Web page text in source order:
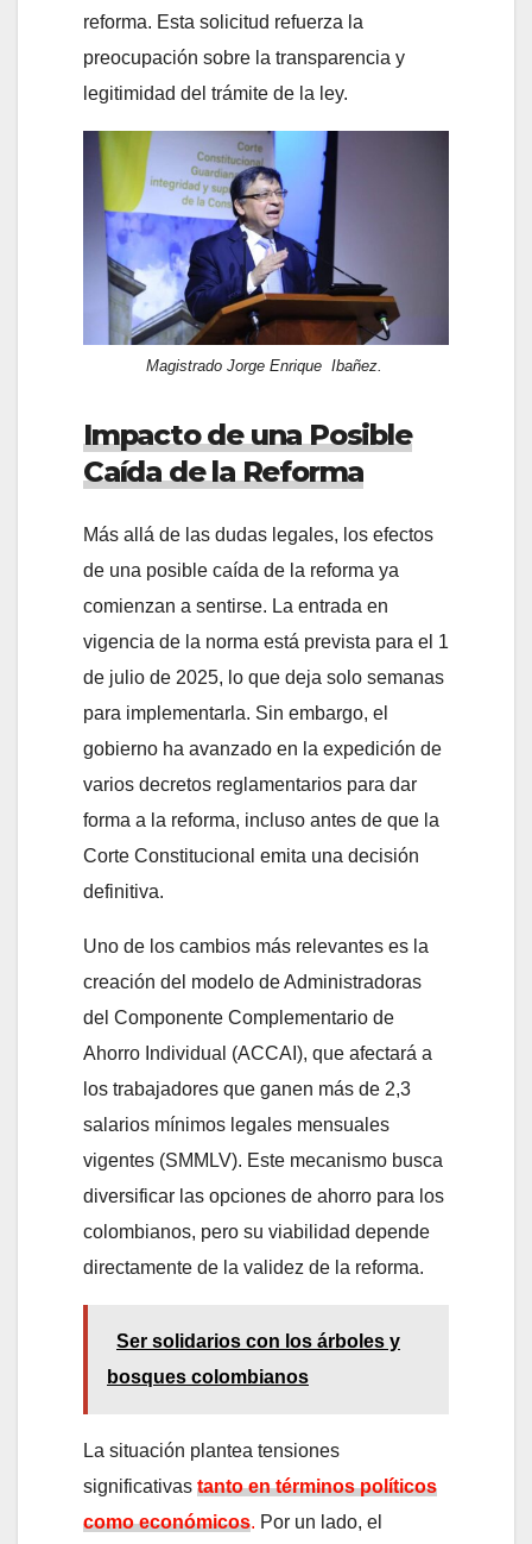
reforma. Esta solicitud refuerza la
preocupación sobre la transparencia y
legitimidad del trámite de la ley.
Magistrado Jorge Enrique Ibañez.
Impacto de una Posible
Caída de la Reforma
Más allá de las dudas legales, los efectos
de una posible caída de la reforma ya
comienzan a sentirse. La entrada en
vigencia de la norma está prevista para el 1
de julio de 2025, lo que deja solo semanas
para implementarla. Sin embargo, el
gobierno ha avanzado en la expedición de
varios decretos reglamentarios para dar
forma a la reforma, incluso antes de que la
Corte Constitucional emita una decisión
definitiva.
Uno de los cambios más relevantes es la
creación del modelo de Administradoras
del Componente Complementario de
Ahorro Individual (ACCAI), que afectará a
los trabajadores que ganen más de 2,3
salarios mínimos legales mensuales
vigentes (SMMLV). Este mecanismo busca
diversificar las opciones de ahorro para los
colombianos, pero su viabilidad depende
directamente de la validez de la reforma.
Ser solidarios con los árboles y
bosques colombianos
La situación plantea tensiones
significativas tanto en términos políticos
como económicos. Por un lado, el